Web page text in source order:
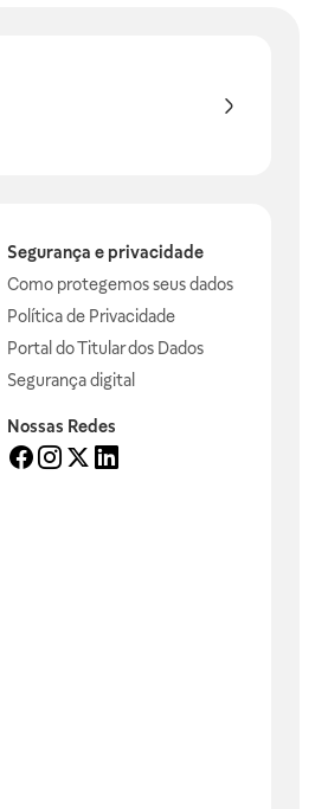
Segurança e privacidade
Como protegemos seus dados
Política de Privacidade
Portal do Titular dos Dados
Segurança digital
Nossas Redes